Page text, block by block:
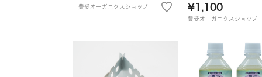
豊受オーガニクスショップ ¥1,100
豊受オーガニクスショップ